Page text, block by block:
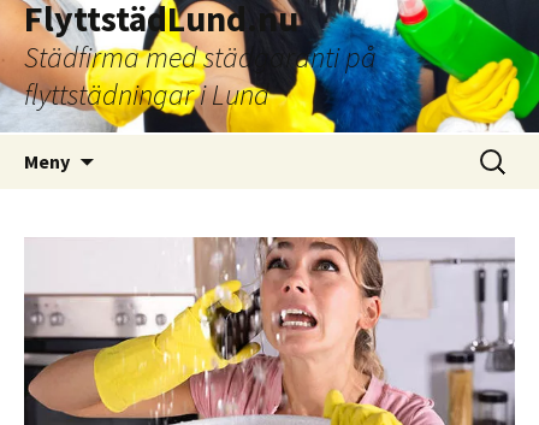
FlyttstädLund.nu
Städfirma med städgaranti på
flyttstädningar i Lund
Meny
Sök
efter: